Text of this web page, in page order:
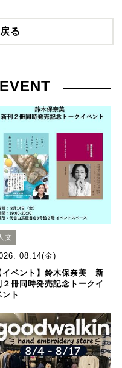
る
文
08.14(金)
イベント】鈴木保奈美 新
２冊同時発売記念トークイ
ント